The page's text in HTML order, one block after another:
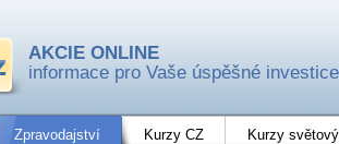
AKCIE ONLINE
informace pro Vaše úspěšné investice
Zpravodajství Kurzy CZ Kurzy